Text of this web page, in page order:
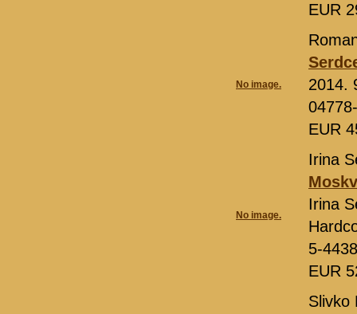
EUR
No image.
2014.
EUR
No image.
Irina
Irina
5-
EUR
Slivko